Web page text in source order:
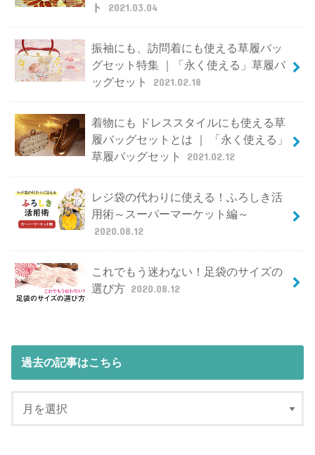
ト
2021.03.04
振袖にも、訪問着にも使える草履バッ
グセット特集 ｜「永く使える」草履バ
ッグセット
2021.02.18
着物にも ドレススタイルにも使える草
履バッグセットとは ｜ 「永く使える」
草履バッグセット
2021.02.12
レジ袋の代わりに使える！ふろしき活
用術～スーパーマーケット編～
2020.08.12
これでもう迷わない！足袋のサイズの
選び方 2020.08.12
過去の記事はこちら